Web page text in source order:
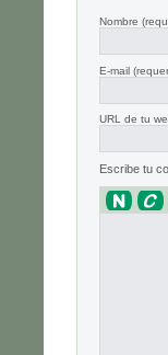
Nombre
E-mail
URL de tu
Escribe tu